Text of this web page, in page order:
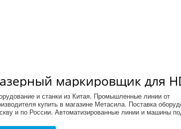
маркировщик для
шлангов, модель KJ10
и станки из Китая. Промышленные линии от
купить в магазине Метасила. Поставка
и по России. Автоматизированные линии и машины